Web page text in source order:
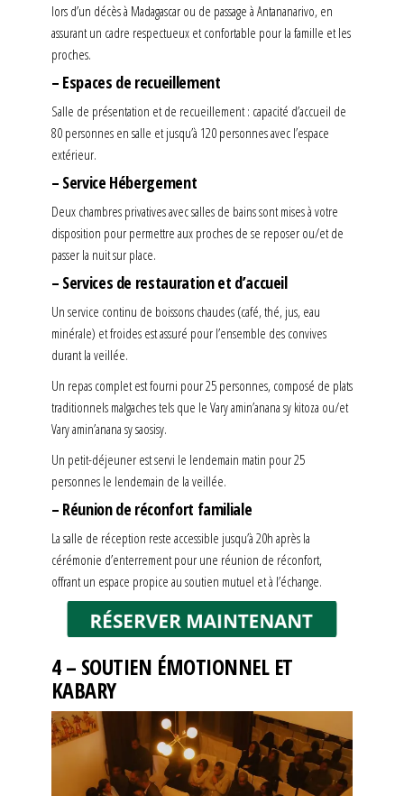
lors d’un décès à Madagascar ou de passage à Antananarivo, en
assurant un cadre respectueux et confortable pour la famille et les
proches.
– Espaces de recueillement
Salle de présentation et de recueillement : capacité d’accueil de
80 personnes en salle et jusqu’à 120 personnes avec l’espace
extérieur.
– Service Hébergement
Deux chambres privatives avec salles de bains sont mises à votre
disposition pour permettre aux proches de se reposer ou/et de
passer la nuit sur place.
– Services de restauration et d’accueil
Un service continu de boissons chaudes (café, thé, jus, eau
minérale) et froides est assuré pour l’ensemble des convives
durant la veillée.
Un repas complet est fourni pour 25 personnes, composé de plats
traditionnels malgaches tels que le Vary amin’anana sy kitoza ou/et
Vary amin’anana sy saosisy.
Un petit-déjeuner est servi le lendemain matin pour 25
personnes le lendemain de la veillée.
– Réunion de réconfort familiale
La salle de réception reste accessible jusqu’à 20h après la
cérémonie d’enterrement pour une réunion de réconfort,
offrant un espace propice au soutien mutuel et à l’échange.
4 – SOUTIEN ÉMOTIONNEL ET
KABARY